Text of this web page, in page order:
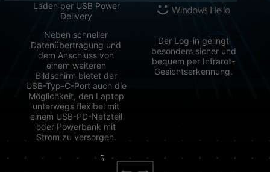
Laden per USB Power
Delivery
Neben schneller
Datenübertragung und
dem Anschluss von
einem weiteren
Bildschirm bietet der
USB-Typ-C-Port auch die
Möglichkeit, den Laptop
unterwegs flexibel mit
einem USB-PD-Netzteil
oder Powerbank mit
Strom zu versorgen.
Der Log-in gelingt
besonders sicher und
bequem per Infrarot-
Gesichtserkennung.